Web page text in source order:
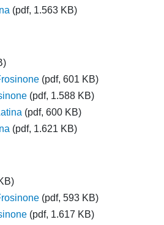
(pdf, 1.563 KB)
(pdf, 601 KB)
(pdf, 1.588 KB)
(pdf, 600 KB)
(pdf, 1.621 KB)
(pdf, 593 KB)
(pdf, 1.617 KB)